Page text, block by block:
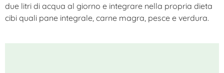
due litri di acqua al giorno e integrare nella propria dieta
cibi quali pane integrale, carne magra, pesce e verdura.